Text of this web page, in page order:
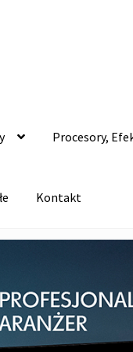
Procesory,
Kontakt